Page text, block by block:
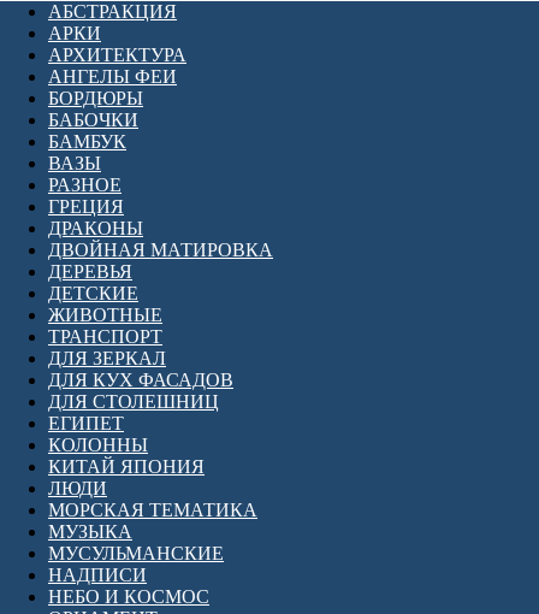
АБСТРАКЦИЯ
АРКИ
АРХИТЕКТУРА
АНГЕЛЫ ФЕИ
БОРДЮРЫ
БАБОЧКИ
БАМБУК
ВАЗЫ
РАЗНОЕ
ГРЕЦИЯ
ДРАКОНЫ
ДВОЙНАЯ МАТИРОВКА
ДЕРЕВЬЯ
ДЕТСКИЕ
ЖИВОТНЫЕ
ТРАНСПОРТ
ДЛЯ ЗЕРКАЛ
ДЛЯ КУХ ФАСАДОВ
ДЛЯ СТОЛЕШНИЦ
ЕГИПЕТ
КОЛОННЫ
КИТАЙ ЯПОНИЯ
ЛЮДИ
МОРСКАЯ ТЕМАТИКА
МУЗЫКА
МУСУЛЬМАНСКИЕ
НАДПИСИ
НЕБО И КОСМОС